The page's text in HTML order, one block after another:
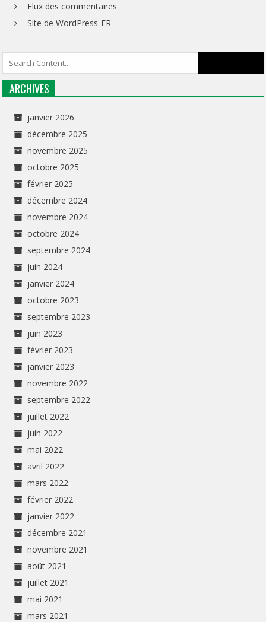
Flux des commentaires
Site de WordPress-FR
ARCHIVES
janvier 2026
décembre 2025
novembre 2025
octobre 2025
février 2025
décembre 2024
novembre 2024
octobre 2024
septembre 2024
juin 2024
janvier 2024
octobre 2023
septembre 2023
juin 2023
février 2023
janvier 2023
novembre 2022
septembre 2022
juillet 2022
juin 2022
mai 2022
avril 2022
mars 2022
février 2022
janvier 2022
décembre 2021
novembre 2021
août 2021
juillet 2021
mai 2021
mars 2021